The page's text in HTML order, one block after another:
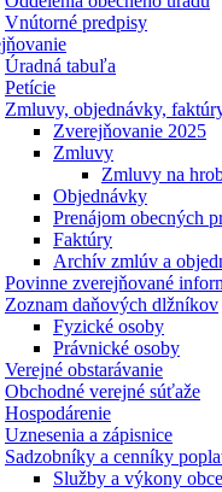
Vnútorné predpisy
Úradná tabuľa
Petície
Zmluvy, objednávky,
Zverejňovanie 2025
Zmluvy
Zmluvy na
Objednávky
Prenájom obecných
Faktúry
Archív zmlúv a
Povinne zverejňované
Zoznam daňových dlžníkov
Fyzické osoby
Právnické osoby
Verejné obstarávanie
Obchodné verejné súťaže
Hospodárenie
Uznesenia a zápisnice
Sadzobníky a cenníky
Služby a výkony obce